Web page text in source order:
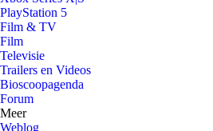
PlayStation 5
Film & TV
Film
Televisie
Trailers en Videos
Bioscoopagenda
Forum
Meer
Weblog